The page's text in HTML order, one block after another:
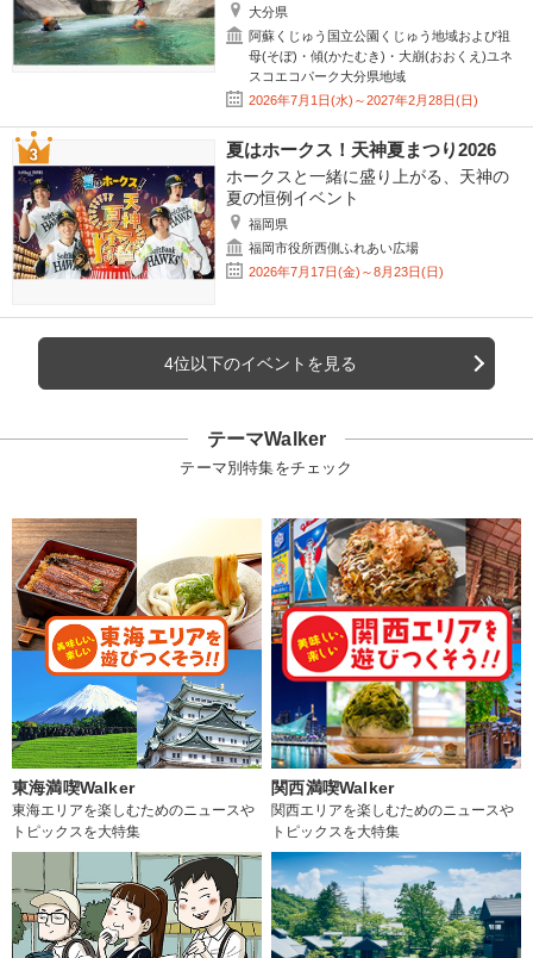
大分県
阿蘇くじゅう国立公園くじゅう地域および祖
母(そぼ)・傾(かたむき)・大崩(おおくえ)ユネ
スコエコパーク大分県地域
2026年7月1日(水)～2027年2月28日(日)
夏はホークス！天神夏まつり2026
ホークスと一緒に盛り上がる、天神の
夏の恒例イベント
福岡県
福岡市役所西側ふれあい広場
2026年7月17日(金)～8月23日(日)
4位以下のイベントを見る
テーマWalker
テーマ別特集をチェック
東海満喫Walker
東海エリアを楽しむためのニュースや
トピックスを大特集
関西満喫Walker
関西エリアを楽しむためのニュースや
トピックスを大特集